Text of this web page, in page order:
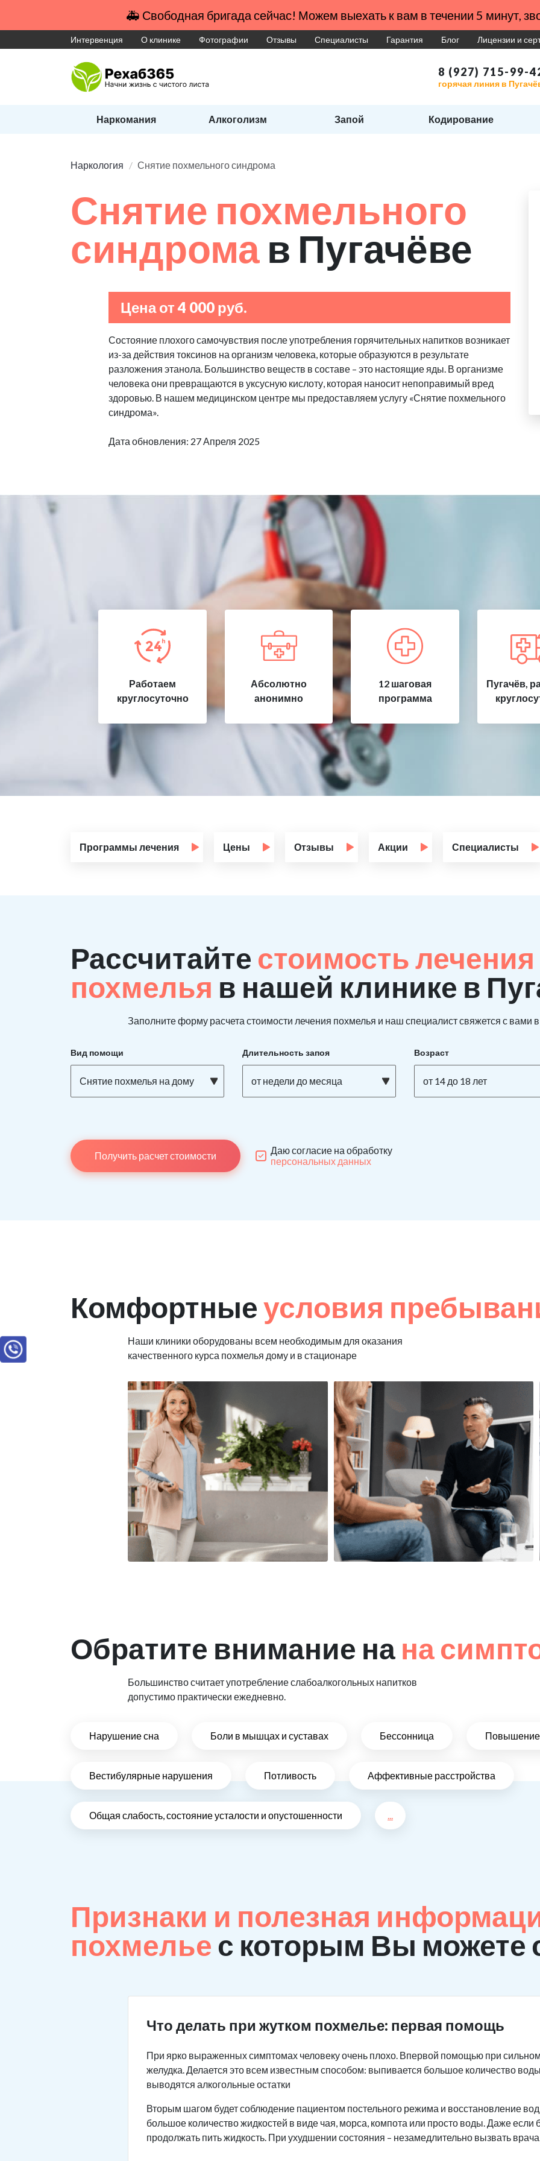
🚑 Свободная бригада сейчас! Можем выехать к вам в течении 5 минут,
Интервенция О клинике Фотографии Отзывы Специалисты Гарантия Блог Лицензии и
8 (927) 715-99-
горячая линия в
Наркомания Алкоголизм Запой Кодирование
Наркология Снятие похмельного синдрома
Снятие похмельного
синдрома в Пугачёве
Цена от 4 000 руб.
Состояние плохого самочувствия после употребления горячительных напитков возникает
из-за действия токсинов на организм человека, которые образуются в результате
разложения этанола. Большинство веществ в составе – это настоящие яды. В организме
человека они превращаются в уксусную кислоту, которая наносит непоправимый вред
здоровью. В нашем медицинском центре мы предоставляем услугу «Снятие похмельного
синдрома».
Дата обновления: 27 Апреля 2025
Работаем
круглосуточно
Абсолютно
анонимно
12 шаговая
программа
Пугачёв,
Программы лечения Цены Отзывы Акции Специалисты
Рассчитайте стоимость
похмелья в нашей клинике в
Заполните форму расчета стоимости лечения похмелья и наш специалист свяжется с вами
Вид помощи
Снятие похмелья на дому
Длительность запоя
от недели до месяца
Возраст
от 14 до 18 лет
Получить расчет стоимости
Даю согласие на обработку
персональных данных
Комфортныеусловия
Наши клиники оборудованы всем необходимым для оказания
качественного курса похмелья дому и в стационаре
Обратите внимание на на
Большинство считает употребление слабоалкогольных напитков
допустимо практически ежедневно.
Нарушение сна Боли в мышцах и суставах Бессонница Повышение
Вестибулярные нарушения Потливость Аффективные расстройства
Общая слабость, состояние усталости и опустошенности ...
Признаки и полезная
похмелье с которым Вы можете
Что делать при жутком похмелье: первая помощь
При ярко выраженных симптомах человеку очень плохо. Впервой помощью при
желудка. Делается это всем известным способом: выпивается большое количество
выводятся алкогольные остатки
Вторым шагом будет соблюдение пациентом постельного режима и восстановление
большое количество жидкостей в виде чая, морса, компота или просто воды. Даже если
продолжать пить жидкость. При ухудшении состояния – незамедлительно вызвать